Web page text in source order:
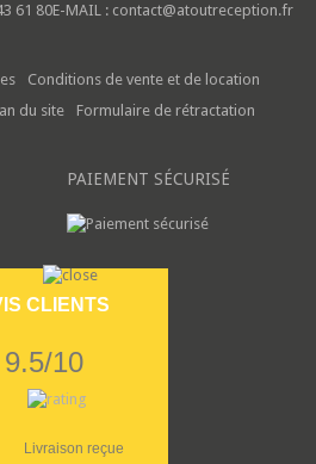
61 80E-MAIL : contact@atoutreception.fr
Conditions de vente et de location
du site Formulaire de rétractation
PAIEMENT SÉCURISÉ
CLIENTS
9.5/10
Livraison reçue